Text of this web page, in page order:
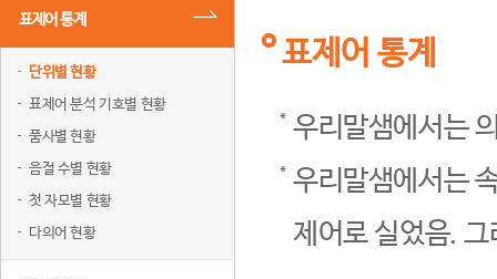
표제어 통계
단위별 현황
표제어 분석 기호별 현황
품사별 현황
음절 수별 현황
첫 자모별 현황
다의어 현황
표제어 통계
우리말샘에서는
우리말샘에서는
제어로 실었음.